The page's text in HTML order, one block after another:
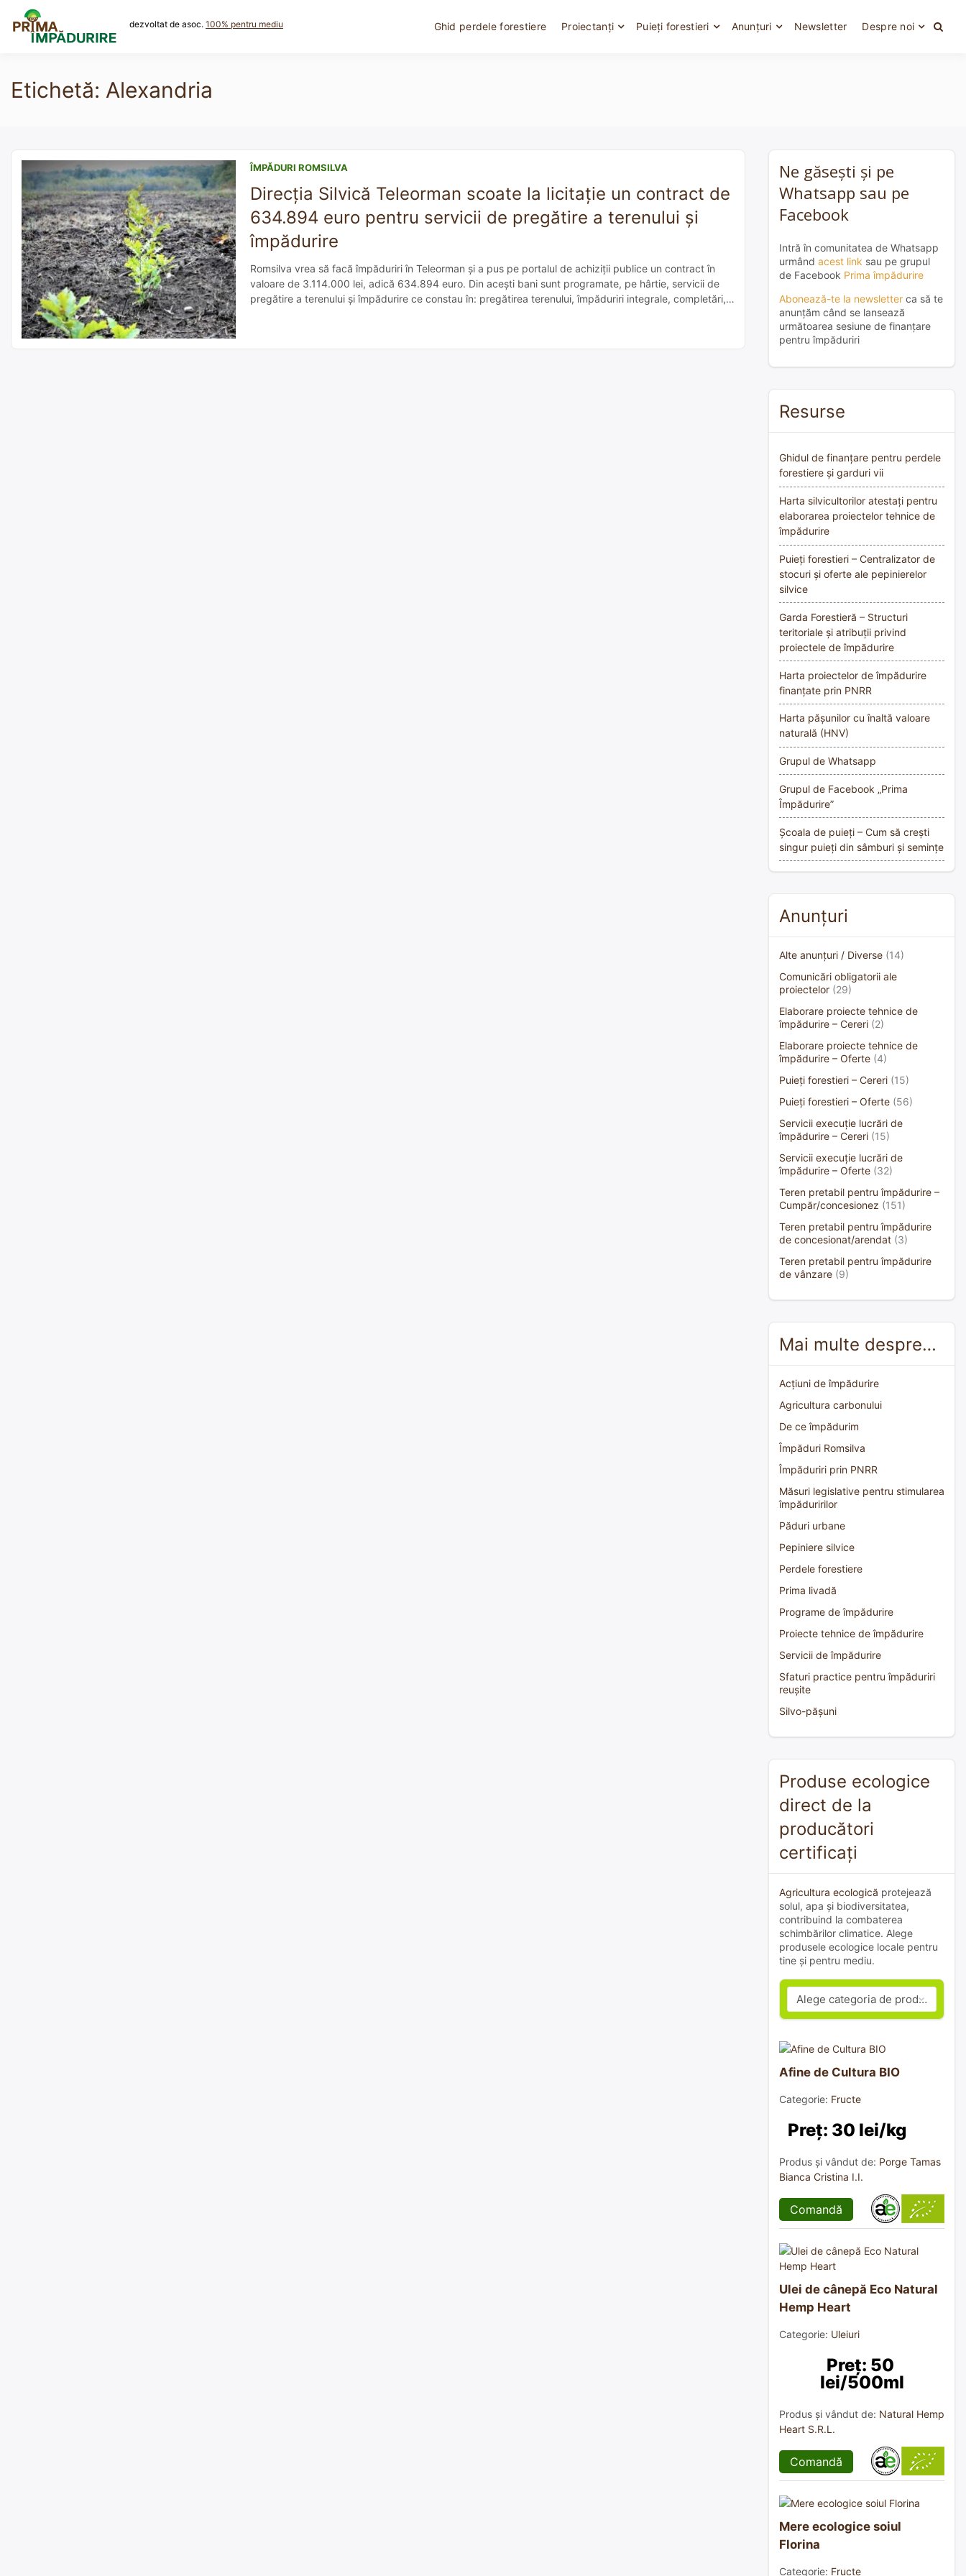
content
dezvoltat de asoc. 100% pentru mediu Ghid perdele forestiere Proiectanți Puieți forestieri Anunțuri Newsletter Despre noi
Etichetă: Alexandria
ÎMPĂDURI ROMSILVA
Direcția Silvică Teleorman scoate la licitație un contract de
634.894 euro pentru servicii de pregătire a terenului și
împădurire
Romsilva vrea să facă împăduriri în Teleorman și a pus pe portalul de achiziții publice un contract în
valoare de 3.114.000 lei, adică 634.894 euro. Din acești bani sunt programate, pe hârtie, servicii de
pregătire a terenului și împădurire ce constau în: pregătirea terenului, împăduriri integrale, completări,
Ne găsești și pe
Whatsapp sau pe
Facebook
Intră în comunitatea de Whatsapp
urmând acest link sau pe grupul
de Facebook Prima împădurire
Abonează-te la newsletter ca să te
anunțăm când se lansează
următoarea sesiune de finanțare
pentru împăduriri
Resurse
Ghidul de finanțare pentru perdele
forestiere și garduri vii
Harta silvicultorilor atestați pentru
elaborarea proiectelor tehnice de
împădurire
Puieți forestieri – Centralizator de
stocuri și oferte ale pepinierelor
silvice
Garda Forestieră – Structuri
teritoriale și atribuții privind
proiectele de împădurire
Harta proiectelor de împădurire
finanțate prin PNRR
Harta pășunilor cu înaltă valoare
naturală (HNV)
Grupul de Whatsapp
Grupul de Facebook „Prima
Împădurire”
Școala de puieți – Cum să crești
singur puieți din sâmburi și semințe
Anunțuri
Alte anunțuri / Diverse (14)
Comunicări obligatorii ale
proiectelor (29)
Elaborare proiecte tehnice de
împădurire – Cereri (2)
Elaborare proiecte tehnice de
împădurire – Oferte (4)
Puieți forestieri – Cereri (15)
Puieți forestieri – Oferte (56)
Servicii execuție lucrări de
împădurire – Cereri (15)
Servicii execuție lucrări de
împădurire – Oferte (32)
Teren pretabil pentru împădurire –
Cumpăr/concesionez (151)
Teren pretabil pentru împădurire
de concesionat/arendat (3)
Teren pretabil pentru împădurire
de vânzare (9)
Mai multe despre…
Acțiuni de împădurire
Agricultura carbonului
De ce împădurim
Împăduri Romsilva
Împăduriri prin PNRR
Măsuri legislative pentru stimularea
împăduririlor
Păduri urbane
Pepiniere silvice
Perdele forestiere
Prima livadă
Programe de împădurire
Proiecte tehnice de împădurire
Servicii de împădurire
Sfaturi practice pentru împăduriri
reușite
Silvo-pășuni
Produse ecologice
direct de la
producători
certificați
Agricultura ecologică protejează
solul, apa și biodiversitatea,
contribuind la combaterea
schimbărilor climatice. Alege
produsele ecologice locale pentru
tine și pentru mediu.
Afine de Cultura BIO
Categorie: Fructe
Preț: 30 lei/kg
Produs și vândut de: Porge Tamas
Bianca Cristina I.I.
Comandă
Ulei de cânepă Eco Natural
Hemp Heart
Categorie: Uleiuri
Preț: 50
lei/500ml
Produs și vândut de: Natural Hemp
Heart S.R.L.
Comandă
Mere ecologice soiul
Florina
Categorie: Fructe